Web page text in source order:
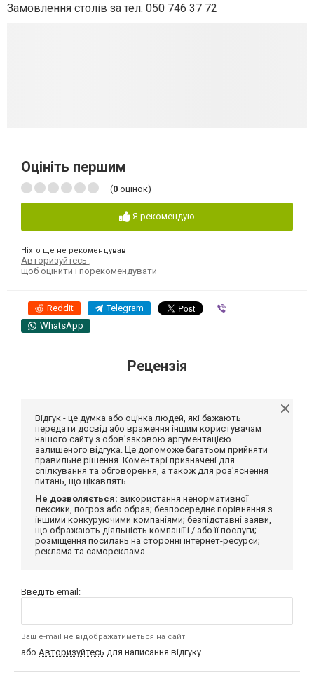
Замовлення столів за тел: 050 746 37 72
Оцініть першим
(0 оцінок)
Я рекомендую
Ніхто ще не рекомендував
Авторизуйтесь ,
щоб оцінити і порекомендувати
Reddit Telegram
WhatsApp
Рецензія
Відгук - це думка або оцінка людей, які бажають
передати досвід або враження іншим користувачам
нашого сайту з обов'язковою аргументацією
залишеного відгука. Це допоможе багатьом прийняти
правильне рішення. Коментарі призначені для
спілкування та обговорення, а також для роз'яснення
питань, що цікавлять.
Не дозволяється: використання ненормативної
лексики, погроз або образ; безпосереднє порівняння з
іншими конкуруючими компаніями; безпідставні заяви,
що ображають діяльність компанії і / або її послуги;
розміщення посилань на сторонні інтернет-ресурси;
реклама та самореклама.
Введіть email:
Ваш e-mail не відображатиметься на сайті
або Авторизуйтесь для написання відгуку